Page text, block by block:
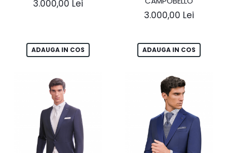
3.000,00 Lei
ADAUGA IN COS
3.000,00 Lei
ADAUGA IN COS